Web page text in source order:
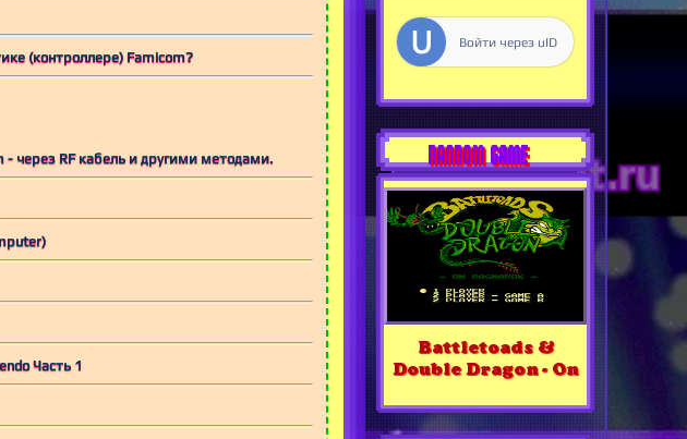
(контроллере) Famicom?
- через RF кабель и другими методами.
Часть 1
Войти через uID
RANDOM GAME
Battletoads &
Double Dragon - On